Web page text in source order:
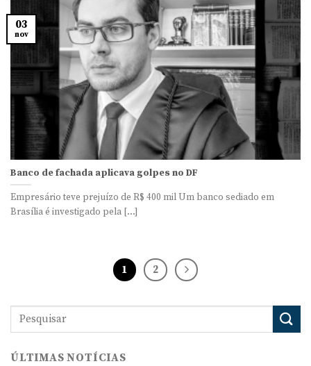
Banco de fachada aplicava golpes no DF
Empresário teve prejuízo de R$ 400 mil Um banco sediado em
Brasília é investigado pela [...]
03
nov
1 2
ÚLTIMAS NOTÍCIAS